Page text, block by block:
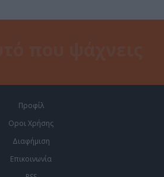
Προφίλ
Οροι Χρήσης
Διαφήμιση
Επικοινωνία